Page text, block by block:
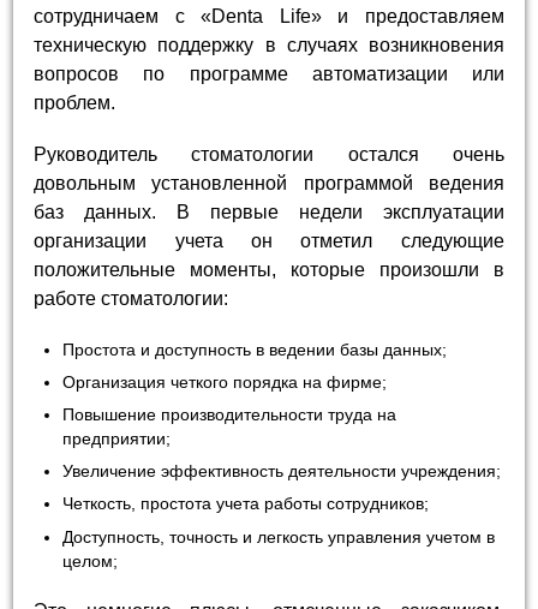
сотрудничаем с «Denta Life» и предоставляем
техническую поддержку в случаях возникновения
вопросов по программе автоматизации или
проблем.
Руководитель стоматологии остался очень
довольным установленной программой ведения
баз данных. В первые недели эксплуатации
организации учета он отметил следующие
положительные моменты, которые произошли в
работе стоматологии:
Простота и доступность в ведении базы данных;
Организация четкого порядка на фирме;
Повышение производительности труда на
предприятии;
Увеличение эффективность деятельности учреждения;
Четкость, простота учета работы сотрудников;
Доступность, точность и легкость управления учетом в
целом;